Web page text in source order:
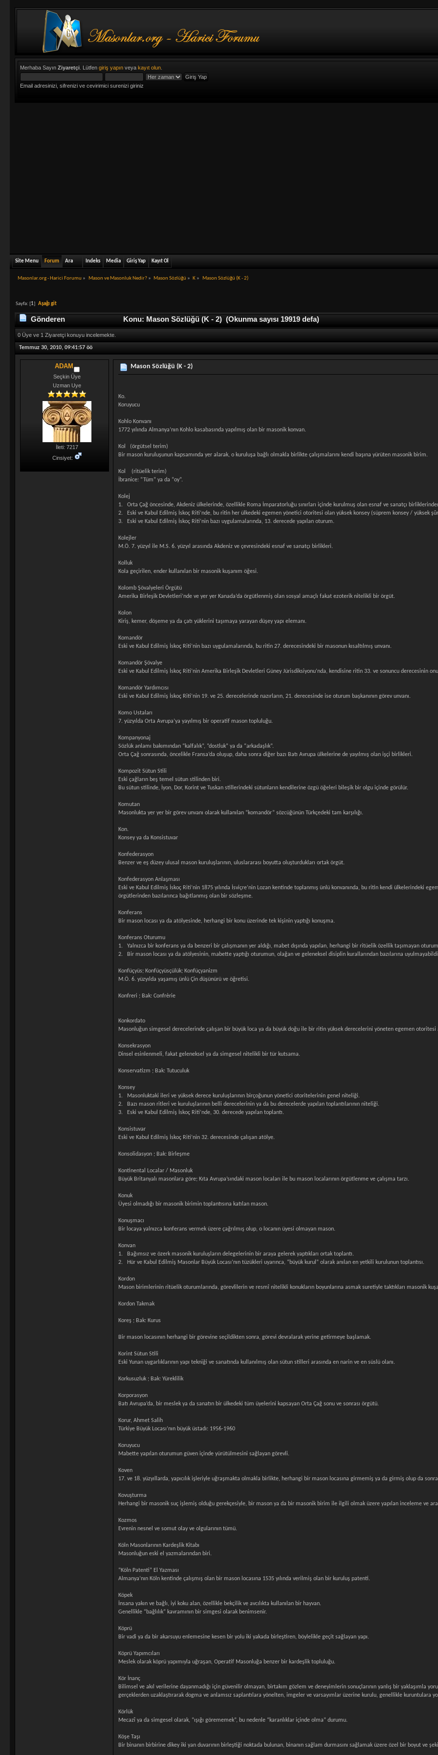
Merhaba SayınZiyaretçi . Lütfengiriş yapın veyakayıt olun
Email adresinizi, sifrenizi ve cevirimici surenizi giriniz
Site Menu Forum Ara Indeks Media Giriş Yap Kayıt Ol
Masonlar.org - Harici Forumu » Mason ve Masonluk Nedir?» Mason Sözlüğü » K » Mason Sözlüğü (K - 2)
Sayfa: [1]Aşağı git
Gönderen Konu: Mason Sözlüğü (K - 2) (Okunma sayısı 19919 defa)
0 Üye ve 1 Ziyaretçi konuyu incelemekte.
Temmuz 30, 2010, 09:41:57 öö
ADAM
Seçkin Üye
Uzman Uye
İleti: 7217
Cinsiyet:
Mason Sözlüğü (K - 2)
Ko.
Koruyucu
Kohlo Konvanı
1772 yılında Almanya’nın Kohlo kasabasında yapılmış olan bir masonik konvan.
Kol (örgütsel terim)
Bir mason kuruluşunun kapsamında yer alarak, o kuruluşa bağlı olmakla birlikte çalışmalarını kendi başına yürüten masonik birim.
Kol (ritüelik terim)
İbranice: “Tüm” ya da “oy”.
Kolej
1. Orta Çağ öncesinde, Akdeniz ülkelerinde, özellikle Roma İmparatorluğu sınırları içinde kurulmuş olan esnaf ve sanatçı
2. Eski ve Kabul Edilmiş İskoç Riti’nde, bu ritin her ülkedeki egemen yönetici otoritesi olan yüksek konsey (süprem konsey / yüksek
3. Eski ve Kabul Edilmiş İskoç Riti’nin bazı uygulamalarında, 13. derecede yapılan oturum.
Kolejler
M.Ö. 7. yüzyıl ile M.S. 6. yüzyıl arasında Akdeniz ve çevresindeki esnaf ve sanatçı birlikleri.
Kolluk
Kola geçirilen, ender kullanılan bir masonik kuşanım öğesi.
Kolomb Şövalyeleri Örgütü
Amerika Birleşik Devletleri’nde ve yer yer Kanada’da örgütlenmiş olan sosyal amaçlı fakat ezoterik nitelikli bir örgüt.
Kolon
Kiriş, kemer, döşeme ya da çatı yüklerini taşımaya yarayan düşey yapı elemanı.
Komandör
Eski ve Kabul Edilmiş İskoç Riti’nin bazı uygulamalarında, bu ritin 27. derecesindeki bir masonun kısaltılmış unvanı.
Komandör Şövalye
Eski ve Kabul Edilmiş İskoç Riti’nin Amerika Birleşik Devletleri Güney Jürisdiksiyonu’nda, kendisine ritin 33. ve sonuncu derecesinin
Komandör Yardımcısı
Eski ve Kabul Edilmiş İskoç Riti’nin 19. ve 25. derecelerinde nazırların, 21. derecesinde ise oturum başkanının görev unvanı.
Komo Ustaları
7. yüzyılda Orta Avrupa’ya yayılmış bir operatif mason topluluğu.
Kompanyonaj
Sözlük anlamı bakımından “kalfalık”, “dostluk” ya da “arkadaşlık”.
Orta Çağ sonrasında, öncelikle Fransa’da oluşup, daha sonra diğer bazı Batı Avrupa ülkelerine de yayılmış olan işçi birlikleri.
Kompozit Sütun Stili
Eski çağların beş temel sütun stilinden biri.
Bu sütun stilinde, İyon, Dor, Korint ve Tuskan stillerindeki sütunların kendilerine özgü öğeleri bileşik bir olgu içinde görülür.
Komutan
Masonlukta yer yer bir görev unvanı olarak kullanılan “komandör” sözcüğünün Türkçedeki tam karşılığı.
Kon.
Konsey ya da Konsistuvar
Konfederasyon
Benzer ve eş düzey ulusal mason kuruluşlarının, uluslararası boyutta oluşturdukları ortak örgüt.
Konfederasyon Anlaşması
Eski ve Kabul Edilmiş İskoç Riti’nin 1875 yılında İsviçre’nin Lozan kentinde toplanmış ünlü konvanında, bu ritin kendi ülkelerindeki
örgütlerinden bazılarınca bağıtlanmış olan bir sözleşme.
Konferans
Bir mason locası ya da atölyesinde, herhangi bir konu üzerinde tek kişinin yaptığı konuşma.
Konferans Oturumu
1. Yalnızca bir konferans ya da benzeri bir çalışmanın yer aldığı, mabet dışında yapılan, herhangi bir ritüelik özellik taşımayan
2. Bir mason locası ya da atölyesinin, mabette yaptığı oturumun, olağan ve geleneksel disiplin kurallarından bazılarına
Konfüçyüs; Konfüçyüsçülük; Konfüçyanizm
M.Ö. 6. yüzyılda yaşamış ünlü Çin düşünürü ve öğretisi.
Konfreri ; Bak: Confrèrie
Konkordato
Masonluğun simgesel derecelerinde çalışan bir büyük loca ya da büyük doğu ile bir ritin yüksek derecelerini yöneten egemen otoritesi
Konsekrasyon
Dinsel esinlenmeli, fakat geleneksel ya da simgesel nitelikli bir tür kutsama.
Konservatizm ; Bak: Tutuculuk
Konsey
1. Masonluktaki ileri ve yüksek derece kuruluşlarının birçoğunun yönetici otoritelerinin genel niteliği.
2. Bazı mason ritleri ve kuruluşlarının belli derecelerinin ya da bu derecelerde yapılan toplantılarının niteliği.
3. Eski ve Kabul Edilmiş İskoç Riti’nde, 30. derecede yapılan toplantı.
Konsistuvar
Eski ve Kabul Edilmiş İskoç Riti’nin 32. derecesinde çalışan atölye.
Konsolidasyon ; Bak: Birleşme
Kontinental Localar / Masonluk
Büyük Britanyalı masonlara göre; Kıta Avrupa’sındaki mason locaları ile bu mason localarının örgütlenme ve çalışma tarzı.
Konuk
Üyesi olmadığı bir masonik birimin toplantısına katılan mason.
Konuşmacı
Bir locaya yalnızca konferans vermek üzere çağrılmış olup, o locanın üyesi olmayan mason.
Konvan
1. Bağımsız ve özerk masonik kuruluşların delegelerinin bir araya gelerek yaptıkları ortak toplantı.
2. Hür ve Kabul Edilmiş Masonlar Büyük Locası’nın tüzükleri uyarınca, “büyük kurul” olarak anılan en yetkili kurulunun toplantısı.
Kordon
Mason birimlerinin ritüelik oturumlarında, görevlilerin ve resmî nitelikli konukların boyunlarına asmak suretiyle taktıkları masonik
Kordon Takmak
Koreş ; Bak: Kurus
Bir mason locasının herhangi bir görevine seçildikten sonra, görevi devralarak yerine getirmeye başlamak.
Korint Sütun Stili
Eski Yunan uygarlıklarının yapı tekniği ve sanatında kullanılmış olan sütun stilleri arasında en narin ve en süslü olanı.
Korkusuzluk ; Bak: Yüreklilik
Korporasyon
Batı Avrupa’da, bir meslek ya da sanatın bir ülkedeki tüm üyelerini kapsayan Orta Çağ sonu ve sonrası örgütü.
Korur, Ahmet Salih
Türkiye Büyük Locası’nın büyük üstadı: 1956-1960
Koruyucu
Mabette yapılan oturumun güven içinde yürütülmesini sağlayan görevli.
Koven
17. ve 18. yüzyıllarda, yapıcılık işleriyle uğraşmakta olmakla birlikte, herhangi bir mason locasına girmemiş ya da girmiş olup da
Kovuşturma
Herhangi bir masonik suç işlemiş olduğu gerekçesiyle, bir mason ya da bir masonik birim ile ilgili olmak üzere yapılan inceleme ve
Kozmos
Evrenin nesnel ve somut olay ve olgularının tümü.
Köln Masonlarının Kardeşlik Kitabı
Masonluğun eski el yazmalarından biri.
“Köln Patenti” El Yazması
Almanya’nın Köln kentinde çalışmış olan bir mason locasına 1535 yılında verilmiş olan bir kuruluş patenti.
Köpek
İnsana yakın ve bağlı, iyi koku alan, özellikle bekçilik ve avcılıkta kullanılan bir hayvan.
Genellikle “bağlılık” kavramının bir simgesi olarak benimsenir.
Köprü
Bir vadi ya da bir akarsuyu enlemesine kesen bir yolu iki yakada birleştiren, böylelikle geçit sağlayan yapı.
Köprü Yapımcıları
Meslek olarak köprü yapımıyla uğraşan, Operatif Masonluğa benzer bir kardeşlik topluluğu.
Kör İnanç
Bilimsel ve akıl verilerine dayanmadığı için güvenilir olmayan, birtakım gözlem ve deneyimlerin sonuçlarının yanlış bir yaklaşımla
gerçeklerden uzaklaştırarak dogma ve anlamsız saplantılara yönelten, imgeler ve varsayımlar üzerine kurulu, genellikle kuruntulara
Körlük
Mecazî ya da simgesel olarak, “ışığı görememek”, bu nedenle “karanlıklar içinde olma” durumu.
Köşe Taşı
Bir binanın birbirine dikey iki yan duvarının birleştiği noktada bulunan, binanın sağlam durmasını sağlamak üzere özel bir boyut ve